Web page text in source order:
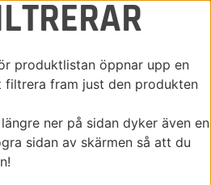
STÄNG
produktlistan öppnar upp en
filtrera fram just den produkten
ner på sidan dyker även en
sidan av skärmen så att du